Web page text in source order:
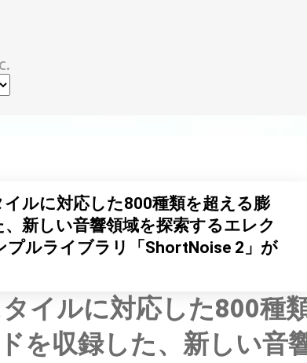
ルに対応した800種類を超える膨
新しい音響領域を探索するエレク
プルライブラリ「ShortNoise 2」が
イルに対応した800種
を収録した、新しい音